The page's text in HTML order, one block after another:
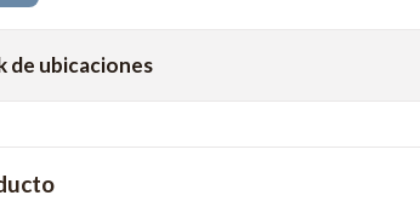
de ubicaciones